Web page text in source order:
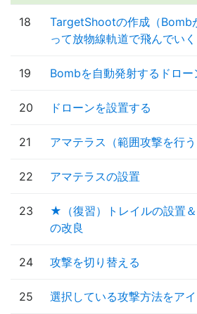
18
TargetShootの作成（Bomb
って放物線軌道で飛んでいく
19 Bombを自動発射するドロー
20 ドローンを設置する
21 アマテラス（範囲攻撃を行
22 アマテラスの設置
23
★（復習）トレイルの設置
の改良
24 攻撃を切り替える
25 選択している攻撃方法をア